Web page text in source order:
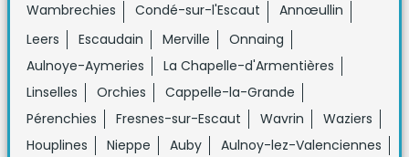
Wambrechies
Condé-sur-l'Escaut
Annœullin
Leers
Escaudain Merville
Onnaing
Aulnoye-Aymeries
La Chapelle-d'Armentières
Linselles
Orchies
Cappelle-la-Grande
Pérenchies
Fresnes-sur-Escaut Wavrin
Waziers
Houplines
Nieppe Auby
Aulnoy-lez-Valenciennes